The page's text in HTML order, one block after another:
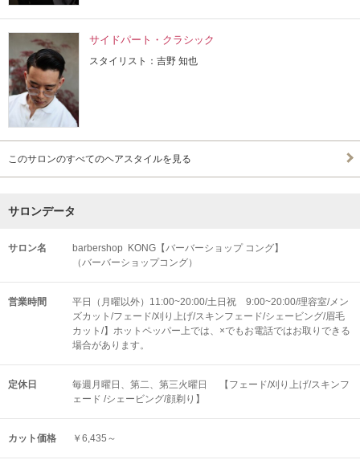
サイドパート・クラシック
スタイリスト：吉野 知也
このサロンのすべてのヘアスタイルを見る
サロンデータ
サロン名
barbershop KONG【バーバーショップ コング】
（バーバーショップコング）
営業時間
平日（月曜以外）11:00~20:00/土日祝 9:00~20:00/理容室/メン
ズカット/フェード/刈り上げ/スキンフェード/シェービング/眉毛
カット/】ホットペッパー上では、×でもお電話ではお取りできる
場合があります。
定休日
毎週月曜日、第二、第三火曜日 【フェード/刈り上げ/スキンフ
ェード /シェービング/顔剃り】
カット価格 ￥6,435～